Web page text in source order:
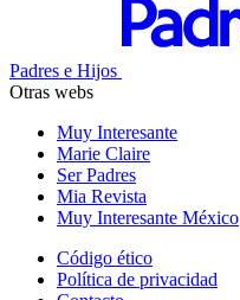
Padres e Hijos
Otras webs
Muy Interesante
Marie Claire
Ser Padres
Mia Revista
Muy Interesante México
Código ético
Política de privacidad